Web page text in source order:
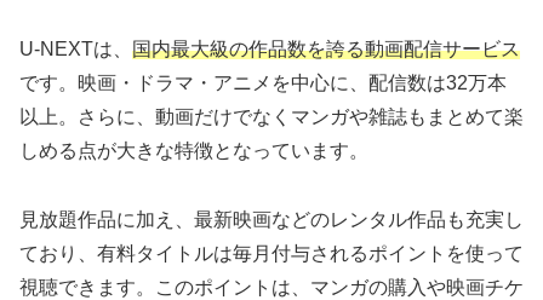
U-NEXTは、 国内最大級の作品数を誇る動画配信サービス
です。映画・ドラマ・アニメを中心に、配信数は32万本
以上。さらに、動画だけでなくマンガや雑誌もまとめて楽
しめる点が大きな特徴となっています。
見放題作品に加え、最新映画などのレンタル作品も充実し
ており、有料タイトルは毎月付与されるポイントを使って
視聴できます。このポイントは、マンガの購入や映画チケ